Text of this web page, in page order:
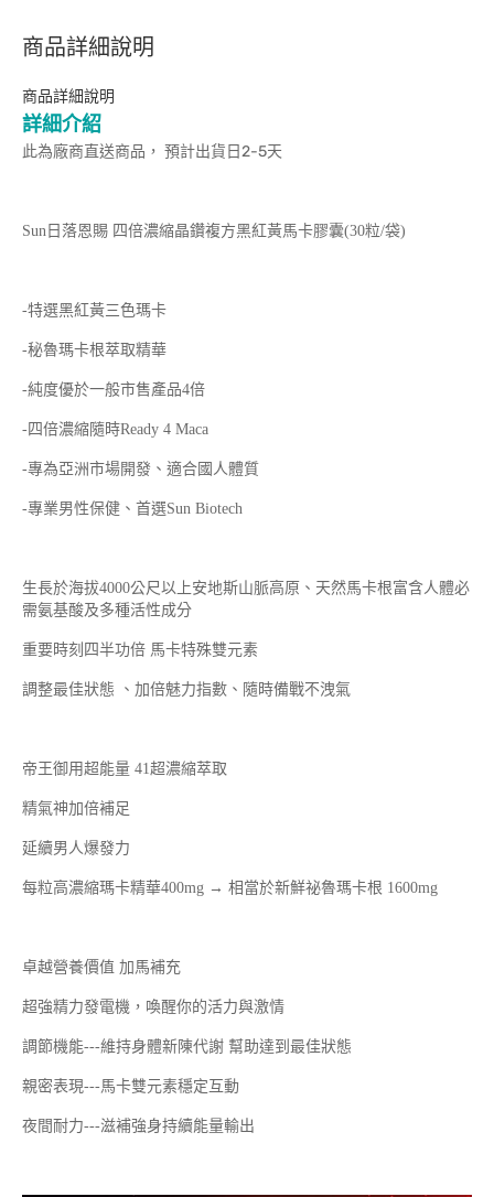
商品詳細說明
商品詳細說明
詳細介紹
此為廠商直送商品， 預計出貨日2-5天
Sun日落恩賜 四倍濃縮晶鑽複方黑紅黃馬卡膠囊(30粒/袋)
-特選黑紅黃三色瑪卡
-秘魯瑪卡根萃取精華
-純度優於一般市售產品4倍
-四倍濃縮隨時Ready 4 Maca
-專為亞洲市場開發、適合國人體質
-專業男性保健、首選Sun Biotech
生長於海拔4000公尺以上安地斯山脈高原、天然馬卡根富含人體必
需氨基酸及多種活性成分
重要時刻四半功倍 馬卡特殊雙元素
調整最佳狀態 、加倍魅力指數、隨時備戰不洩氣
帝王御用超能量 41超濃縮萃取
精氣神加倍補足
延續男人爆發力
每粒高濃縮瑪卡精華400mg → 相當於新鮮祕魯瑪卡根 1600mg
卓越營養價值 加馬補充
超強精力發電機，喚醒你的活力與激情
調節機能---維持身體新陳代謝 幫助達到最佳狀態
親密表現---馬卡雙元素穩定互動
夜間耐力---滋補強身持續能量輸出